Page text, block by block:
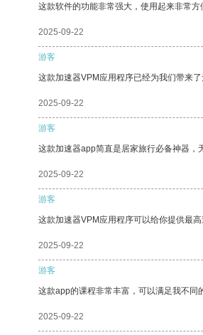
这款软件的功能非常强大，使用起来非常方
2025-09-22
游客
这款加速器VPM应用程序已经为我们带来了
2025-09-22
游客
这款加速器app简直是居家旅行必备神器，
2025-09-22
游客
这款加速器VPM应用程序可以给你提供最
2025-09-22
游客
这款app的课程非常丰富，可以满足我不同
2025-09-22